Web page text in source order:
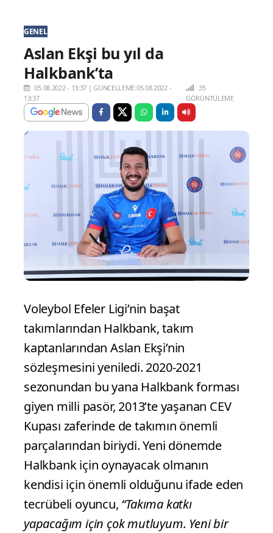
GENEL
Aslan Ekşi bu yıl da
Halkbank’ta
05.08.2022 - 13:37 |GÜNCELLEME:05.08.2022 -
13:37
35
GÖRÜNTÜLEME
Voleybol Efeler Ligi’nin başat
takımlarından Halkbank, takım
kaptanlarından Aslan Ekşi’nin
sözleşmesini yeniledi. 2020-2021
sezonundan bu yana Halkbank forması
giyen milli pasör, 2013’te yaşanan CEV
Kupası zaferinde de takımın önemli
parçalarından biriydi. Yeni dönemde
Halkbank için oynayacak olmanın
kendisi için önemli olduğunu ifade eden
tecrübeli oyuncu, “Takıma katkı
yapacağım için çok mutluyum. Yeni bir